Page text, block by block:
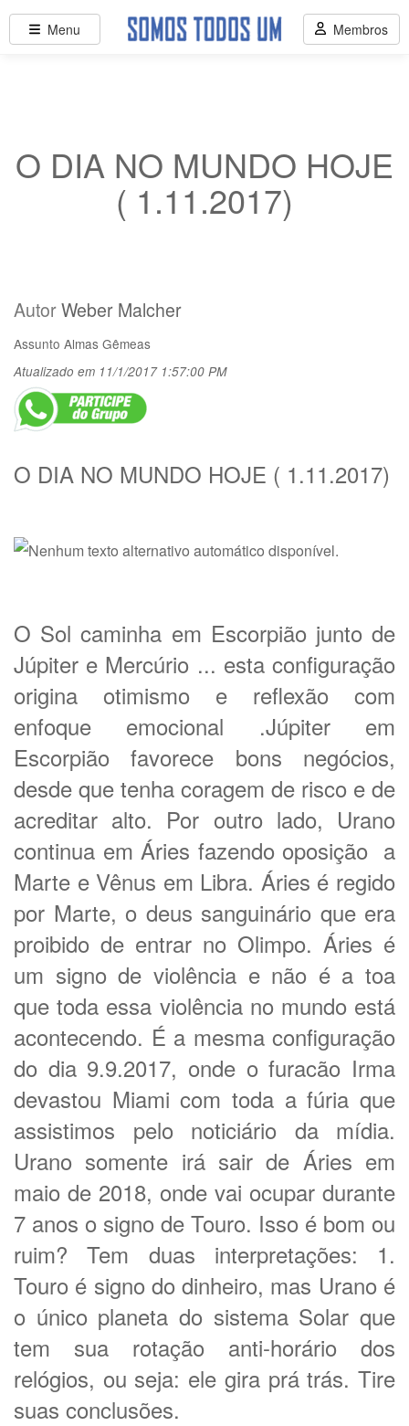
O DIA NO MUNDO HOJE
( 1.11.2017)
AutorWeber Malcher
Assunto Almas Gêmeas
Atualizado em 11/1/2017 1:57:00 PM
O DIA NO MUNDO HOJE ( 1.11.2017)
O Sol caminha em Escorpião junto de
Júpiter e Mercúrio ... esta configuração
origina otimismo e reflexão com
enfoque emocional .Júpiter em
Escorpião favorece bons negócios,
desde que tenha coragem de risco e de
acreditar alto. Por outro lado, Urano
continua em Áries fazendo oposição a
Marte e Vênus em Libra. Áries é regido
por Marte, o deus sanguinário que era
proibido de entrar no Olimpo. Áries é
um signo de violência e não é a toa
que toda essa violência no mundo está
acontecendo. É a mesma configuração
do dia 9.9.2017, onde o furacão Irma
devastou Miami com toda a fúria que
assistimos pelo noticiário da mídia.
Urano somente irá sair de Áries em
maio de 2018, onde vai ocupar durante
7 anos o signo de Touro. Isso é bom ou
ruim? Tem duas interpretações: 1.
Touro é signo do dinheiro, mas Urano é
o único planeta do sistema Solar que
tem sua rotação anti-horário dos
relógios, ou seja: ele gira prá trás. Tire
suas conclusões.
Menu Membros